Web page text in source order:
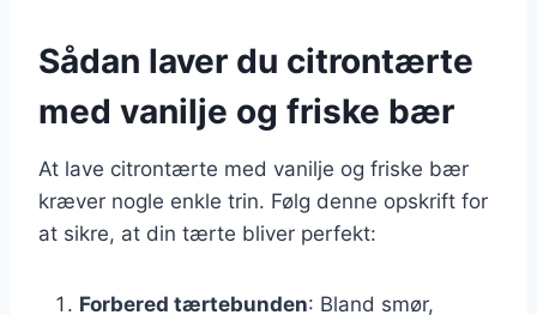
Sådan laver du citrontærte
med vanilje og friske bær
At lave citrontærte med vanilje og friske bær
kræver nogle enkle trin. Følg denne opskrift for
at sikre, at din tærte bliver perfekt:
Forbered tærtebunden: Bland smør,